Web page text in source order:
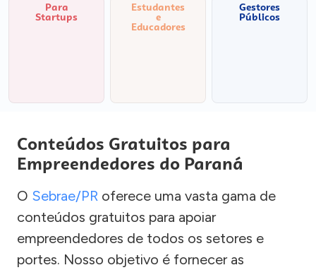
Para
Startups
Estudantes
e
Educadores
Gestores
Públicos
Conteúdos Gratuitos para
Empreendedores do Paraná
O Sebrae/PR oferece uma vasta gama de
conteúdos gratuitos para apoiar
empreendedores de todos os setores e
portes. Nosso objetivo é fornecer as